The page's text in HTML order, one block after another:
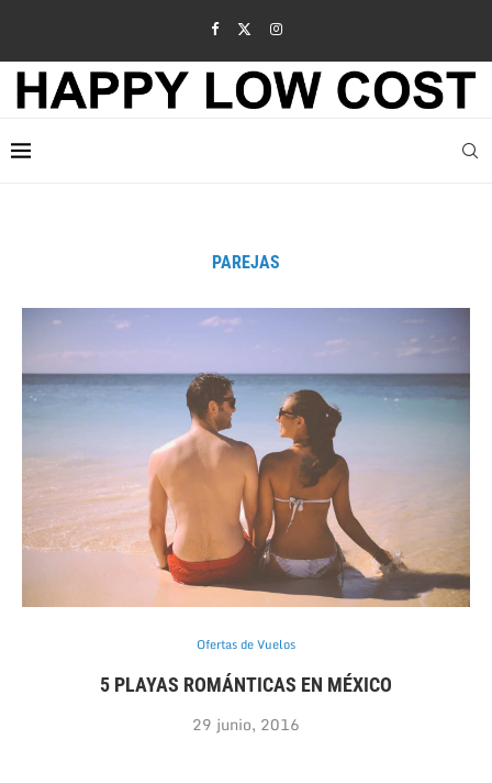
PAREJAS
Ofertas de Vuelos
5 PLAYAS ROMÁNTICAS EN MÉXICO
29 junio, 2016